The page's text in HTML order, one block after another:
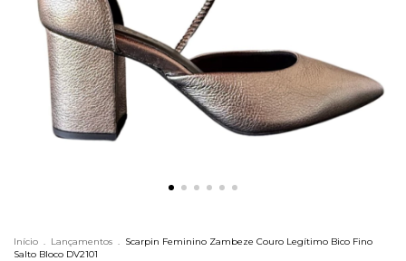
Início . Lançamentos . Scarpin Feminino Zambeze Couro Legítimo Bico Fino
Salto Bloco DV2101